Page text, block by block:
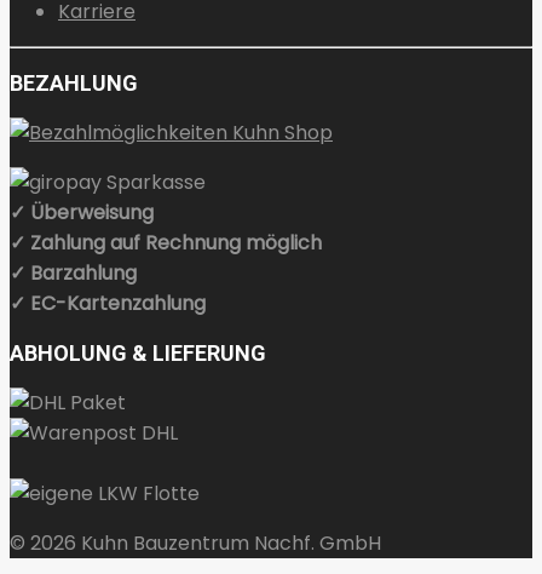
Karriere
BEZAHLUNG
✓ Überweisung
✓ Zahlung auf Rechnung möglich
✓ Barzahlung
✓ EC-Kartenzahlung
ABHOLUNG & LIEFERUNG
© 2026 Kuhn Bauzentrum Nachf. GmbH